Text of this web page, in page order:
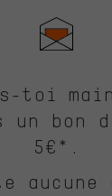
toi
un bon
5€*.
aucune